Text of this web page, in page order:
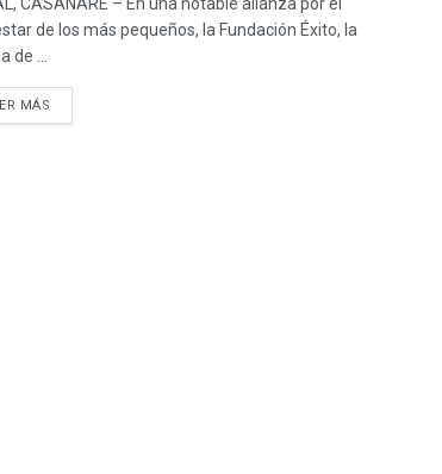
de los más pequeños, la Fundación Éxito, la
de ...
MÁS